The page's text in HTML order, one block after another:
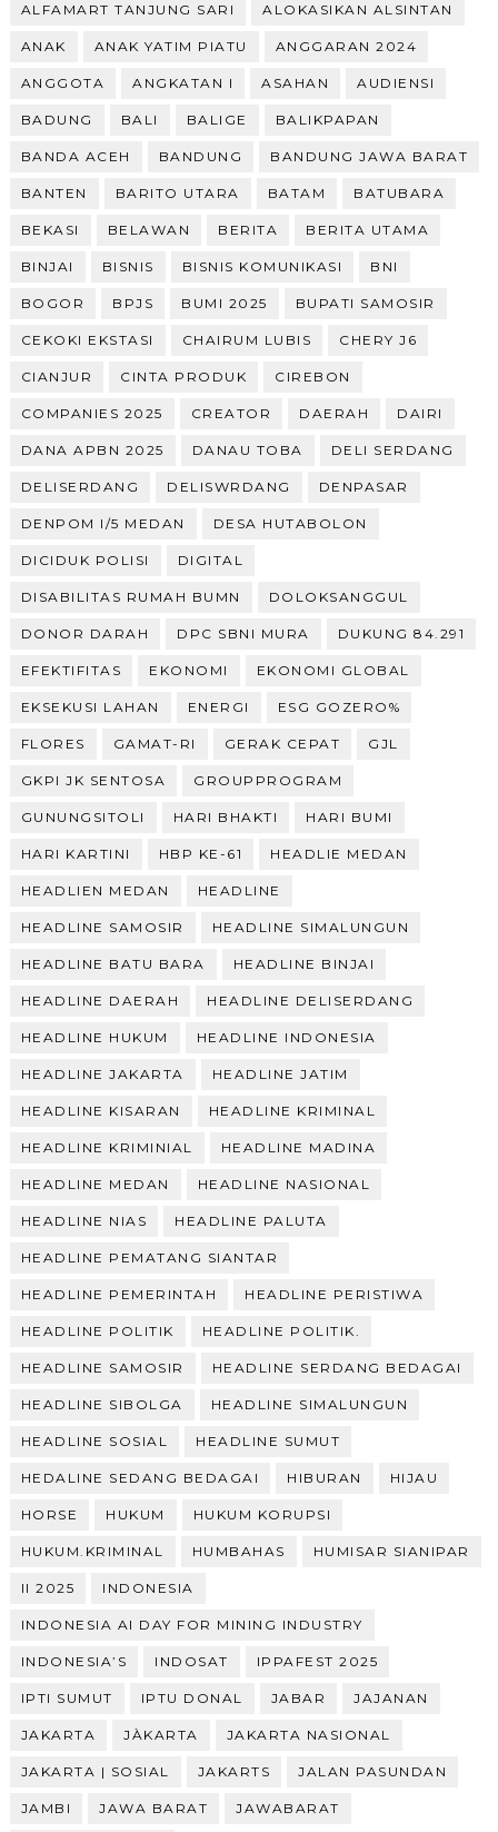
ALFAMART TANJUNG SARI ALOKASIKAN ALSINTAN
ANAK ANAK YATIM PIATU ANGGARAN 2024
ANGGOTA ANGKATAN I ASAHAN AUDIENSI
BADUNG BALI BALIGE BALIKPAPAN
BANDA ACEH BANDUNG BANDUNG JAWA BARAT
BANTEN BARITO UTARA BATAM BATUBARA
BEKASI BELAWAN BERITA BERITA UTAMA
BINJAI BISNIS BISNIS KOMUNIKASI BNI
BOGOR BPJS BUMI 2025 BUPATI SAMOSIR
CEKOKI EKSTASI CHAIRUM LUBIS CHERY J6
CIANJUR CINTA PRODUK CIREBON
COMPANIES 2025 CREATOR DAERAH DAIRI
DANA APBN 2025 DANAU TOBA DELI SERDANG
DELISERDANG DELISWRDANG DENPASAR
DENPOM I/5 MEDAN DESA HUTABOLON
DICIDUK POLISI DIGITAL
DISABILITAS RUMAH BUMN DOLOKSANGGUL
DONOR DARAH DPC SBNI MURA DUKUNG 84.291
EFEKTIFITAS EKONOMI EKONOMI GLOBAL
EKSEKUSI LAHAN ENERGI ESG GOZERO%
FLORES GAMAT-RI GERAK CEPAT GJL
GKPI JK SENTOSA GROUPPROGRAM
GUNUNGSITOLI HARI BHAKTI HARI BUMI
HARI KARTINI HBP KE-61 HEADLIE MEDAN
HEADLIEN MEDAN HEADLINE
HEADLINE SAMOSIR HEADLINE SIMALUNGUN
HEADLINE BATU BARA HEADLINE BINJAI
HEADLINE DAERAH HEADLINE DELISERDANG
HEADLINE HUKUM HEADLINE INDONESIA
HEADLINE JAKARTA HEADLINE JATIM
HEADLINE KISARAN HEADLINE KRIMINAL
HEADLINE KRIMINIAL HEADLINE MADINA
HEADLINE MEDAN HEADLINE NASIONAL
HEADLINE NIAS HEADLINE PALUTA
HEADLINE PEMATANG SIANTAR
HEADLINE PEMERINTAH HEADLINE PERISTIWA
HEADLINE POLITIK HEADLINE POLITIK.
HEADLINE SAMOSIR HEADLINE SERDANG BEDAGAI
HEADLINE SIBOLGA HEADLINE SIMALUNGUN
HEADLINE SOSIAL HEADLINE SUMUT
HEDALINE SEDANG BEDAGAI HIBURAN HIJAU
HORSE HUKUM HUKUM KORUPSI
HUKUM.KRIMINAL HUMBAHAS HUMISAR SIANIPAR
II 2025 INDONESIA
INDONESIA AI DAY FOR MINING INDUSTRY
INDONESIA’S INDOSAT IPPAFEST 2025
IPTI SUMUT IPTU DONAL JABAR JAJANAN
JAKARTA JÀKARTA JAKARTA NASIONAL
JAKARTA | SOSIAL JAKARTS JALAN PASUNDAN
JAMBI JAWA BARAT JAWABARAT